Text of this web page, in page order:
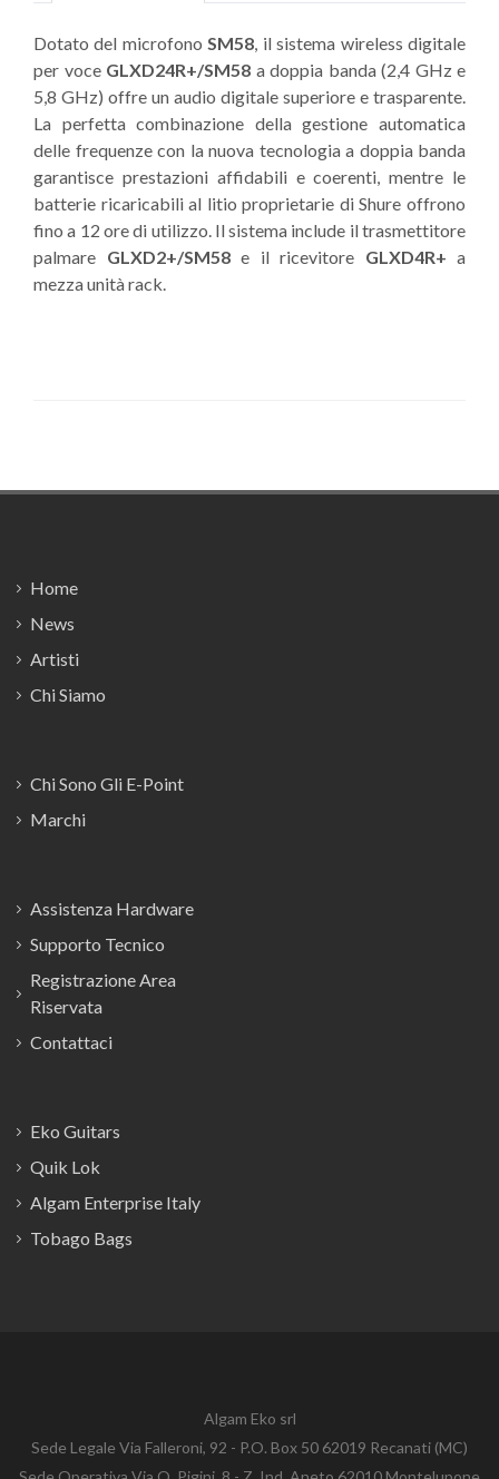
Dotato del microfonoSM58, il sistema wireless digitale
per voce GLXD24R+/SM58 a doppia banda (2,4 GHz e
5,8 GHz) offre un audio digitale superiore e trasparente.
La perfetta combinazione della gestione automatica
delle frequenze con la nuova tecnologia a doppia banda
garantisce prestazioni affidabili e coerenti, mentre le
batterie ricaricabili al litio proprietarie di Shure offrono
fino a 12 ore di utilizzo. Il sistema include il trasmettitore
palmare GLXD2+/SM58e il ricevitore GLXD4R+ a
mezza unità rack.
Home
News
Artisti
Chi Siamo
Chi Sono Gli E-Point
Marchi
Assistenza Hardware
Supporto Tecnico
Registrazione Area
Riservata
Contattaci
Eko Guitars
Quik Lok
Algam Enterprise Italy
Tobago Bags
Algam Eko srl
Sede Legale Via Falleroni, 92 - P.O. Box 50 62019 Recanati (MC)